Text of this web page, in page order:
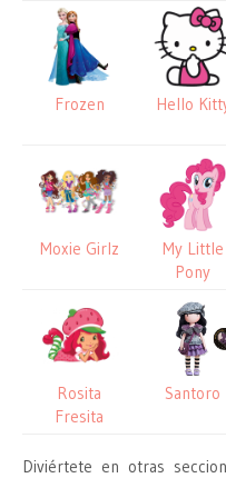
Frozen Hello
Moxie Girlz
My Little
Pony
Rosita
Fresita
Santoro
Diviértete en otras